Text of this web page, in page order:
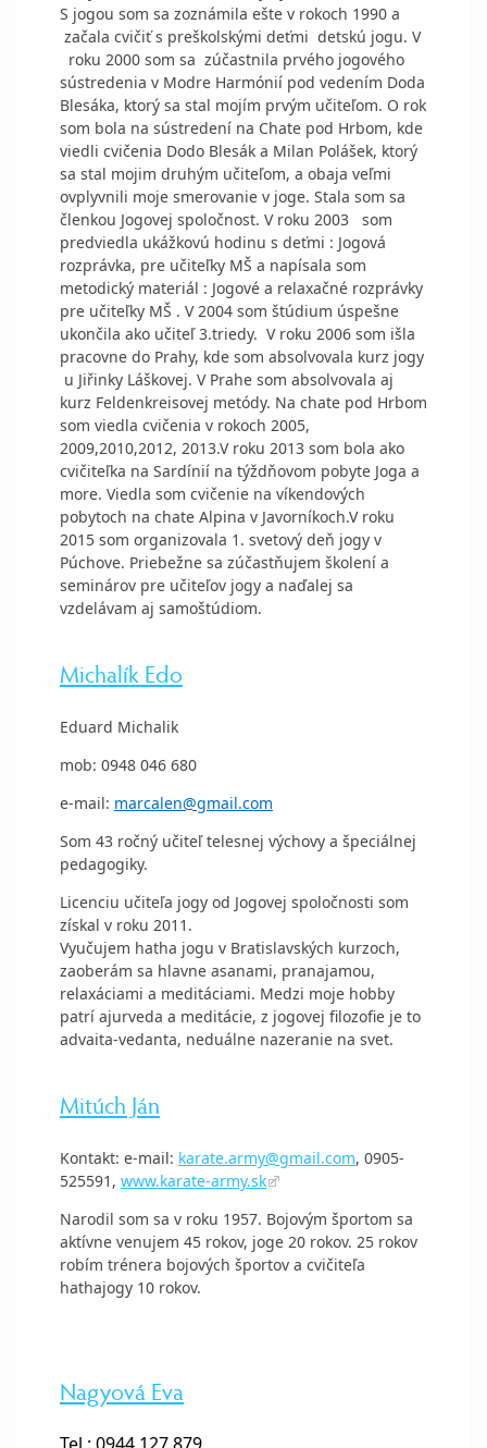
S jogou som sa zoznámila ešte v rokoch 1990 a
začala cvičiť s preškolskými deťmi detskú jogu. V
roku 2000 som sa zúčastnila prvého jogového
sústredenia v Modre Harmónií pod vedením Doda
Blesáka, ktorý sa stal mojím prvým učiteľom. O rok
som bola na sústredení na Chate pod Hrbom, kde
viedli cvičenia Dodo Blesák a Milan Polášek, ktorý
sa stal mojim druhým učiteľom, a obaja veľmi
ovplyvnili moje smerovanie v joge. Stala som sa
členkou Jogovej spoločnost. V roku 2003 som
predviedla ukážkovú hodinu s deťmi : Jogová
rozprávka, pre učiteľky MŠ a napísala som
metodický materiál : Jogové a relaxačné rozprávky
pre učiteľky MŠ . V 2004 som štúdium úspešne
ukončila ako učiteľ 3.triedy. V roku 2006 som išla
pracovne do Prahy, kde som absolvovala kurz jogy
u Jiřinky Láškovej. V Prahe som absolvovala aj
kurz Feldenkreisovej metódy. Na chate pod Hrbom
som viedla cvičenia v rokoch 2005,
2009,2010,2012, 2013.V roku 2013 som bola ako
cvičiteľka na Sardínií na týždňovom pobyte Joga a
more. Viedla som cvičenie na víkendových
pobytoch na chate Alpina v Javorníkoch.V roku
2015 som organizovala 1. svetový deň jogy v
Púchove. Priebežne sa zúčastňujem školení a
seminárov pre učiteľov jogy a naďalej sa
vzdelávam aj samoštúdiom.
Michalík Edo
Eduard Michalik
mob: 0948 046 680
e-mail: marcalen@gmail.com
Som 43 ročný učiteľ telesnej výchovy a špeciálnej
pedagogiky.
Licenciu učiteľa jogy od Jogovej spoločnosti som
získal v roku 2011.
Vyučujem hatha jogu v Bratislavských kurzoch,
zaoberám sa hlavne asanami, pranajamou,
relaxáciami a meditáciami. Medzi moje hobby
patrí ajurveda a meditácie, z jogovej filozofie je to
advaita-vedanta, neduálne nazeranie na svet.
Mitúch Ján
Kontakt: e-mail: karate.army@gmail.com, 0905-
525591, www.karate-army.sk
Narodil som sa v roku 1957. Bojovým športom sa
aktívne venujem 45 rokov, joge 20 rokov. 25 rokov
robím trénera bojových športov a cvičiteľa
hathajogy 10 rokov.
Nagyová Eva